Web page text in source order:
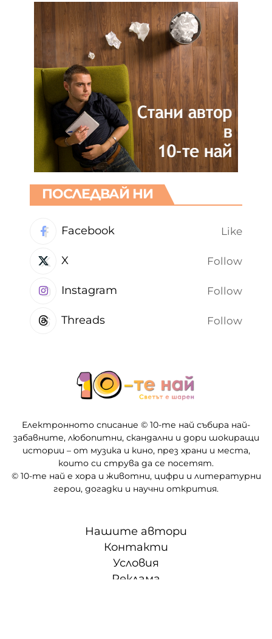
ПОСЛЕДВАЙ НИ
Facebook Like
X Follow
Instagram Follow
Threads Follow
Електронното списание © 10-те най събира най-
забавните, любопитни, скандални и дори шокиращи
истории – от музика и кино, през храни и места,
които си струва да се посетят.
© 10-те най е хора и животни, цифри и литературни
герои, догадки и научни открития.
Нашите автори
Контакти
Условия
Реклама